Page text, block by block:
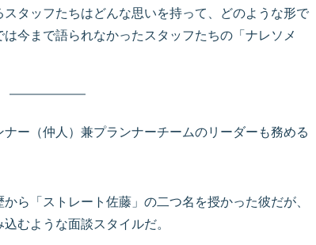
スタッフたちはどんな思いを持って、どのような形で
今まで語られなかったスタッフたちの「ナレソメ
ー（仲人）兼プランナーチームのリーダーも務める
ら「ストレート佐藤」の二つ名を授かった彼だが、
むような面談スタイルだ。